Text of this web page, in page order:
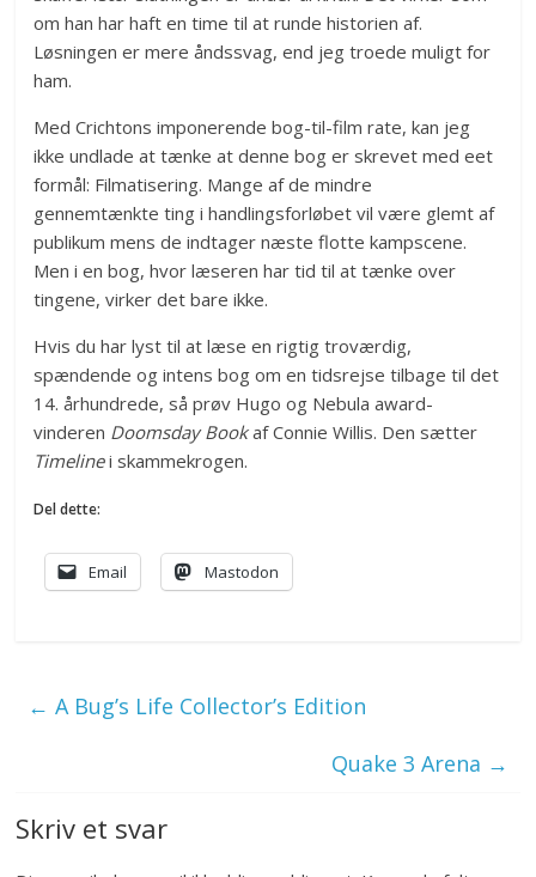
om han har haft en time til at runde historien af.
Løsningen er mere åndssvag, end jeg troede muligt for
ham.
Med Crichtons imponerende bog-til-film rate, kan jeg
ikke undlade at tænke at denne bog er skrevet med eet
formål: Filmatisering. Mange af de mindre
gennemtænkte ting i handlingsforløbet vil være glemt af
publikum mens de indtager næste flotte kampscene.
Men i en bog, hvor læseren har tid til at tænke over
tingene, virker det bare ikke.
Hvis du har lyst til at læse en rigtig troværdig,
spændende og intens bog om en tidsrejse tilbage til det
14. århundrede, så prøv Hugo og Nebula award-
vinderen Doomsday Bookaf Connie Willis. Den sætter
Timelinei skammekrogen.
Del dette:
Email Mastodon
← A Bug’s Life Collector’s Edition
Quake 3 Arena →
Skriv et svar